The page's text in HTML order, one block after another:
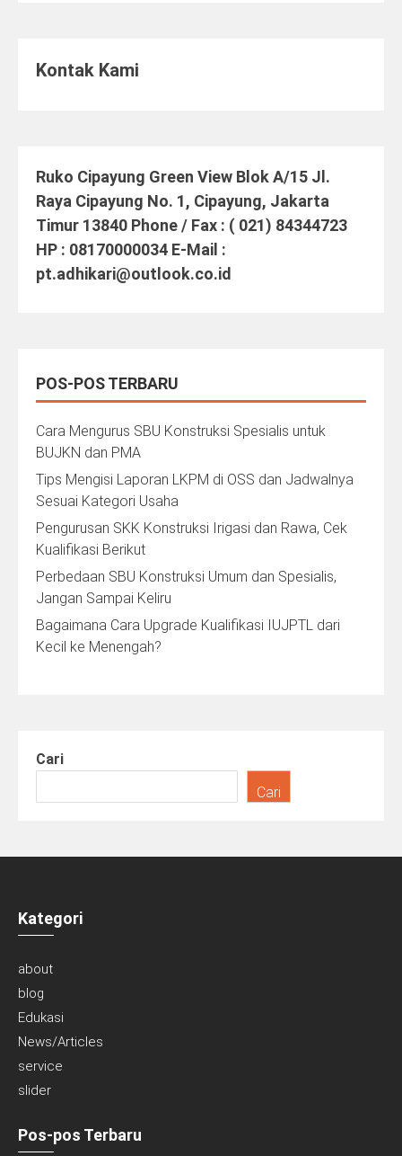
Kontak Kami
Ruko Cipayung Green View Blok A/15 Jl.
Raya Cipayung No. 1, Cipayung, Jakarta
Timur 13840 Phone / Fax : ( 021) 84344723
HP : 08170000034 E-Mail :
pt.adhikari@outlook.co.id
POS-POS TERBARU
Cara Mengurus SBU Konstruksi Spesialis untuk
BUJKN dan PMA
Tips Mengisi Laporan LKPM di OSS dan Jadwalnya
Sesuai Kategori Usaha
Pengurusan SKK Konstruksi Irigasi dan Rawa, Cek
Kualifikasi Berikut
Perbedaan SBU Konstruksi Umum dan Spesialis,
Jangan Sampai Keliru
Bagaimana Cara Upgrade Kualifikasi IUJPTL dari
Kecil ke Menengah?
Cari
Cari
Kategori
about
blog
Edukasi
News/Articles
service
slider
Pos-pos Terbaru